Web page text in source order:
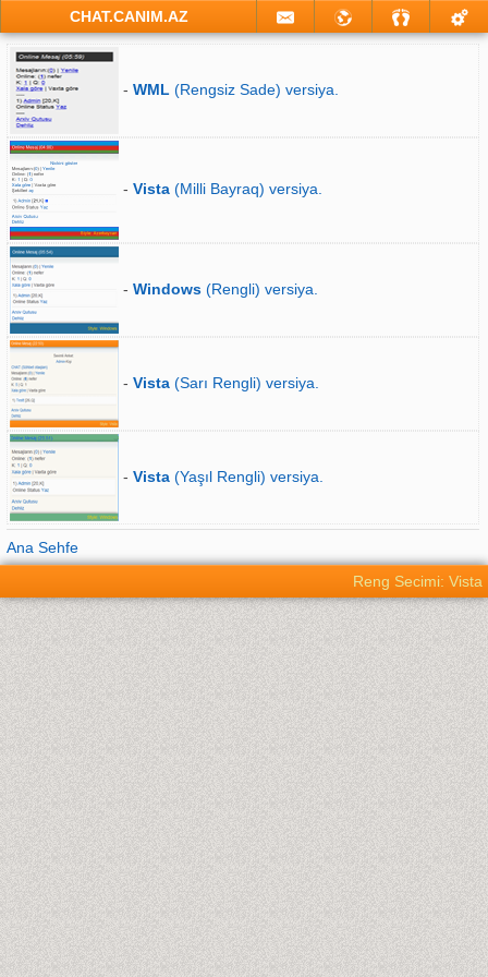
CHAT.CANIM.AZ
- WML (Rengsiz Sade) versiya.
- Vista (Milli Bayraq) versiya.
- Windows (Rengli) versiya.
- Vista (Sarı Rengli) versiya.
- Vista (Yaşıl Rengli) versiya.
Ana Sehfe
Reng Secimi: Vista